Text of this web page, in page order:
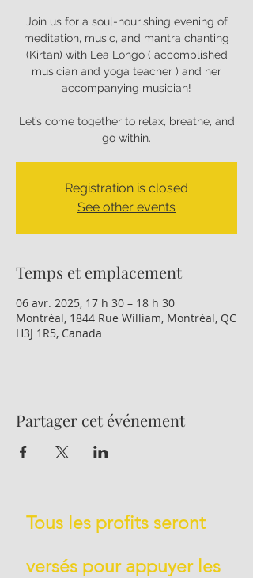
Join us for a soul-nourishing evening of
meditation, music, and mantra chanting
(Kirtan) with Lea Longo ( accomplished
musician and yoga teacher ) and her
accompanying musician!
Let’s come together to relax, breathe, and
go within.
Registration is closed
See other events
Temps et emplacement
06 avr. 2025, 17 h 30 – 18 h 30
Montréal, 1844 Rue William, Montréal, QC
H3J 1R5, Canada
Partager cet événement
Tous les profits seront
versés pour appuyer les